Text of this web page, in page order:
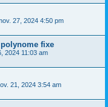
27, 2024 4:50 pm
fixe
2024 11:03 am
21, 2024 3:54 am